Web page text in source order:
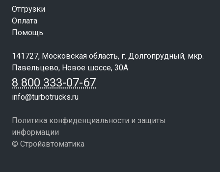
Отгрузки
Оплата
Помощь
141727, Московская область, г. Долгопрудный, мкр.
Павельцево, Новое шоссе, 30А
8 800 333-07-67
info@turbotrucks.ru
Политика конфиденциальности и защиты
информации
© Стройавтоматика